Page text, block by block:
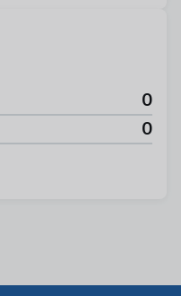
0
0